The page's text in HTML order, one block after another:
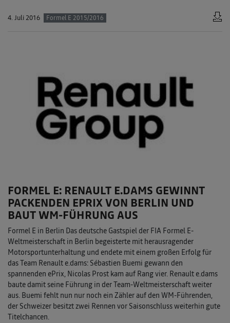
4. Juli 2016 Formel E 2015/2016
FORMEL E: RENAULT E.DAMS GEWINNT
PACKENDEN EPRIX VON BERLIN UND
BAUT WM-FÜHRUNG AUS
Formel E in Berlin Das deutsche Gastspiel der FIA Formel E-
Weltmeisterschaft in Berlin begeisterte mit herausragender
Motorsportunterhaltung und endete mit einem großen Erfolg für
das Team Renault e.dams: Sébastien Buemi gewann den
spannenden ePrix, Nicolas Prost kam auf Rang vier. Renault e.dams
baute damit seine Führung in der Team-Weltmeisterschaft weiter
aus. Buemi fehlt nun nur noch ein Zähler auf den WM-Führenden,
der Schweizer besitzt zwei Rennen vor Saisonschluss weiterhin gute
Titelchancen.